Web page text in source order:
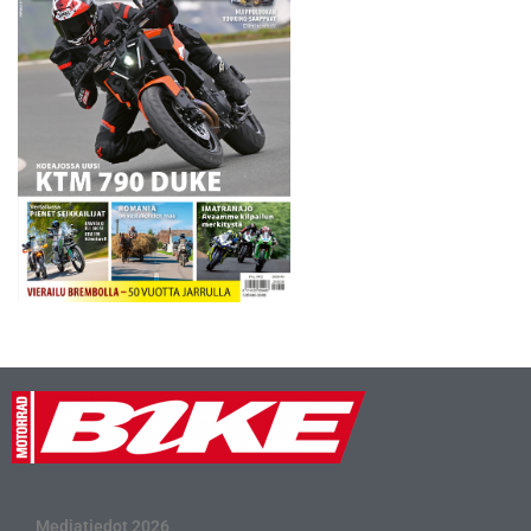
Mediatiedot 2026